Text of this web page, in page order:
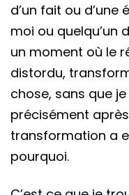
d’un fait ou
moi ou quelqu’un
un moment où le
distordu,
chose, sans que
précisément
transformation a
pourquoi.